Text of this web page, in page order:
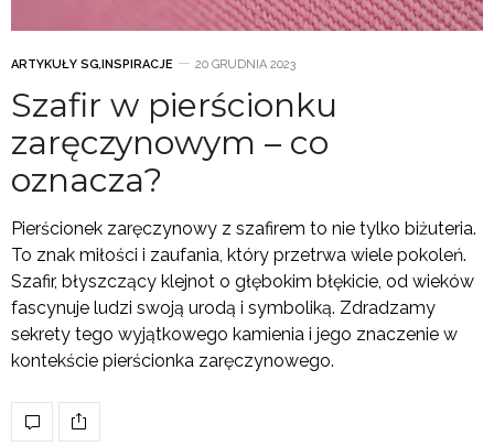
ARTYKUŁY SG,INSPIRACJE 20 GRUDNIA 2023
Szafir w pierścionku
zaręczynowym – co
oznacza?
Pierścionek zaręczynowy z szafirem to nie tylko biżuteria.
To znak miłości i zaufania, który przetrwa wiele pokoleń.
Szafir, błyszczący klejnot o głębokim błękicie, od wieków
fascynuje ludzi swoją urodą i symboliką. Zdradzamy
sekrety tego wyjątkowego kamienia i jego znaczenie w
kontekście pierścionka zaręczynowego.